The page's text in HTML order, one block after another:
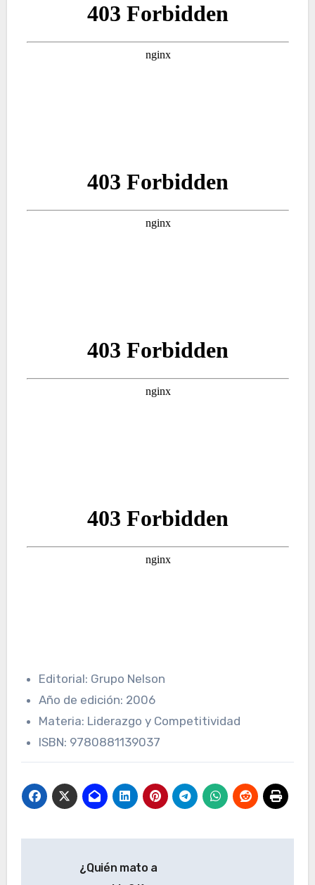
Editorial: Grupo Nelson
Año de edición: 2006
Materia: Liderazgo y Competitividad
ISBN: 9780881139037
¿Quién mato a